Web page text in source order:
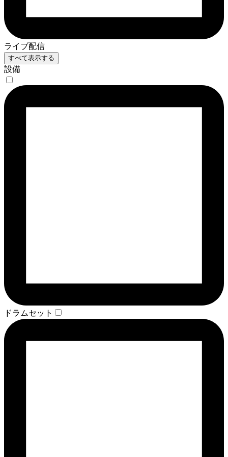
ライブ配信
すべて表示する
設備
ドラムセット